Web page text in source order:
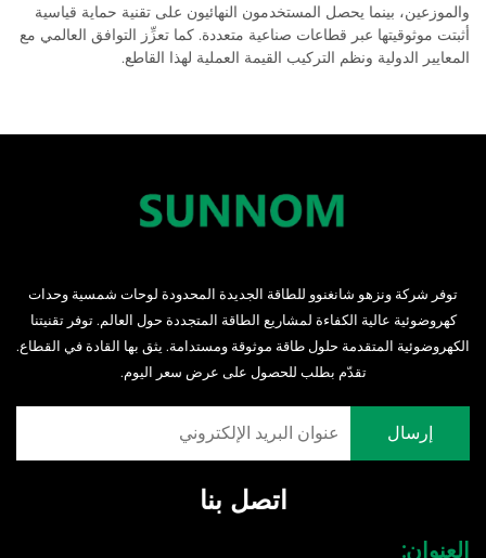
والموزعين، بينما يحصل المستخدمون النهائيون على تقنية حماية قياسية
أثبتت موثوقيتها عبر قطاعات صناعية متعددة. كما تعزِّز التوافق العالمي مع
المعايير الدولية ونظم التركيب القيمة العملية لهذا القاطع.
توفر شركة ونزهو شانغنوو للطاقة الجديدة المحدودة لوحات شمسية وحدات
كهروضوئية عالية الكفاءة لمشاريع الطاقة المتجددة حول العالم. توفر تقنيتنا
الكهروضوئية المتقدمة حلول طاقة موثوقة ومستدامة. يثق بها القادة في القطاع.
تقدّم بطلب للحصول على عرض سعر اليوم.
اتصل بنا
العنوان: